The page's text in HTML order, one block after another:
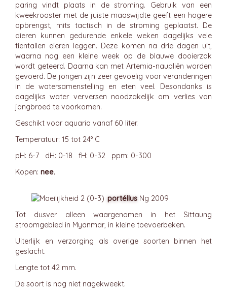
paring vindt plaats in de stroming. Gebruik van een
kweekrooster met de juiste maaswijdte geeft een hogere
opbrengst, mits tactisch in de stroming geplaatst. De
dieren kunnen gedurende enkele weken dagelijks vele
tientallen eieren leggen. Deze komen na drie dagen uit,
waarna nog een kleine week op de blauwe dooierzak
wordt geteerd. Daarna kan met Artemia-naupliën worden
gevoerd. De jongen zijn zeer gevoelig voor veranderingen
in de watersamenstelling en eten veel. Desondanks is
dagelijks water verversen noodzakelijk om verlies van
jongbroed te voorkomen.
Geschikt voor aquaria vanaf 60 liter.
Temperatuur: 15 tot 24° C
pH: 6-7 dH: 0-18 fH: 0-32 ppm: 0-300
Kopen: nee.
portéllus Ng 2009
Tot dusver alleen waargenomen in het Sittaung
stroomgebied in Myanmar, in kleine toevoerbeken.
Uiterlijk en verzorging als overige soorten binnen het
geslacht.
Lengte tot 42 mm.
De soort is nog niet nagekweekt.